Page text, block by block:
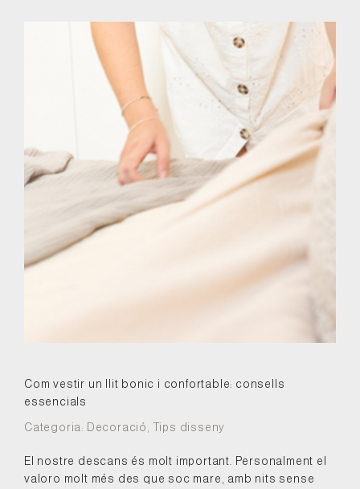
Com vestir un llit bonic i confortable: consells
essencials
Categoria: Decoració Tips disseny
El nostre descans és molt important. Personalment el
valoro molt més des que soc mare, amb nits sense